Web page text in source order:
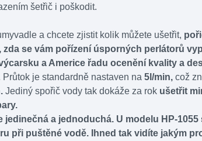
šetřič i poškodit.
a chcete zjistit kolik můžete ušetřit,
se vám pořízení úsporných perlátorů
a Americe řadu ocenění kvality a
Průtok je standardně nastaven na 5l/min, což
Jediný spořič vody tak dokáže za rok ušetřit
jedinečná a jednoduchá. U modelu HP-
při puštěné vodě. Ihned tak vidíte jakým